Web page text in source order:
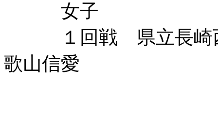
女子
１回戦 県立長崎西
歌山信愛